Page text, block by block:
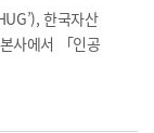
한국자산
사에서 「인공